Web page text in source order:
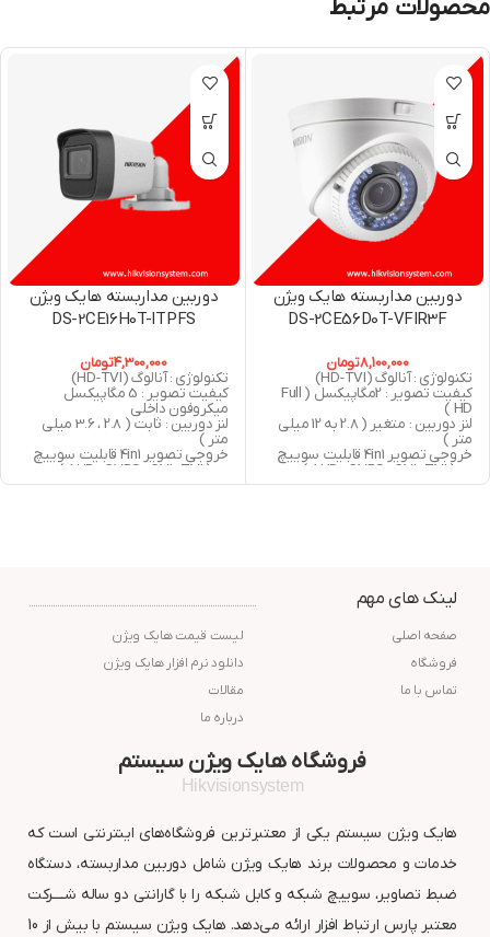
محصولات مرتبط
دوربین مداربسته هایک ویژن
DS-2CE56D0T-VFIR3F
8,100,000تومان
تکنولوژی : آنالوگ (HD-TVI)
کیفیت تصویر : 2مگاپیکسل ( Full
HD )
لنز دوربین : متغیر ( 2.8 به 12 میلی
متر )
خروجی تصویر 4in1 قابلیت سوییچ
به ( AHD , CVBS , CVI , TVI )
دید در شب : 40 متر مربع
دوربین مداربسته هایک ویژن
DS-2CE16H0T-ITPFS
4,300,000تومان
تکنولوژی : آنالوگ (HD-TVI)
کیفیت تصویر : 5 مگاپیکسل
میکروفون داخلی
لنز دوربین : ثابت ( 2.8 ، 3.6 میلی
متر )
خروجی تصویر 4in1 قابلیت سوییچ
به ( AHD , CVBS , CVI , TVI )
دید در شب : 25 متر مربع
لینک های مهم
صفحه اصلی
فروشگاه
تماس با ما
لیست قیمت هایک ویژن
دانلود نرم افزار هایک ویژن
مقالات
درباره ما
فروشگاه هایک ویژن سیستم
Hikvisionsystem
هایک ویژن سیستم یکی از معتبرترین فروشگاه‌های اینترنتی است که
خدمات و محصولات برند هایک ویژن شامل دوربین مداربسته، دستگاه
ضبط تصاویر، سوییچ شبکه و کابل شبکه را با گارانتی دو ساله شــــرکت
معتبر پارس ارتباط افزار ارائه می‌دهد. هایک ویژن سیستم با بیش از 10